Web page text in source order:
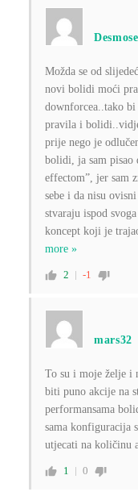
Možda se od
novi bolidi moći
downforcea..tako
pravila i
prije nego je
bolidi, ja sam pisao
effectom”, jer sam
sebe i da nisu
stvaraju ispod
koncept koji je
more »
2 -1
mars32
To su i moje želje i
biti puno akcije na
performansama
sama konfiguracija
utjecati na količinu
1 0